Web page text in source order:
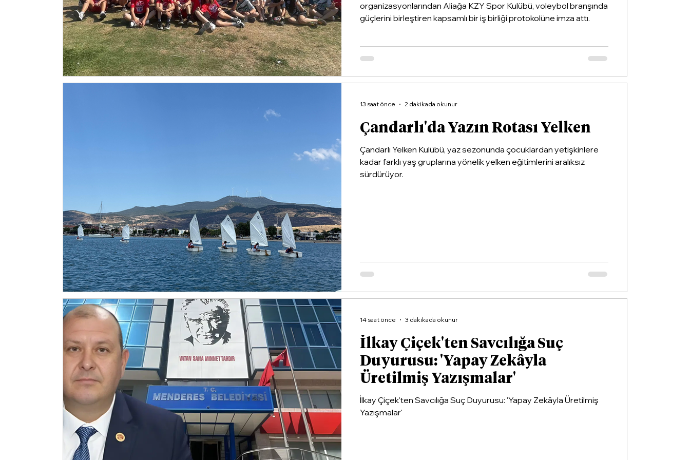
organizasyonlarından Aliağa KZY Spor Kulübü, voleybol branşında
güçlerini birleştiren kapsamlı bir iş birliği protokolüne imza attı.
Çandarlı'da Yazın Rotası Yelken
Çandarlı Yelken Kulübü, yaz sezonunda çocuklardan yetişkinlere
kadar farklı yaş gruplarına yönelik yelken eğitimlerini aralıksız
sürdürüyor.
13 saat önce 2 dakikada okunur
İlkay Çiçek'ten Savcılığa Suç
Duyurusu: 'Yapay Zekâyla
Üretilmiş Yazışmalar'
İlkay Çiçek'ten Savcılığa Suç Duyurusu: 'Yapay Zekâyla Üretilmiş
Yazışmalar'
14 saat önce 3 dakikada okunur